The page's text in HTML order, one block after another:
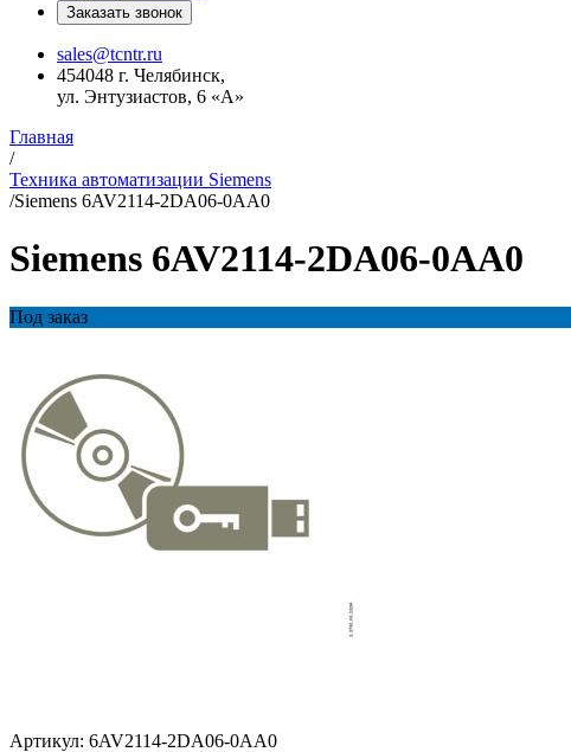
Заказать звонок
sales@tcntr.ru
454048 г. Челябинск,
ул. Энтузиастов, 6 «А»
Главная
/
Техника автоматизации Siemens
/Siemens 6AV2114-2DA06-0AA0
Siemens 6AV2114-2DA06-0AA0
Под заказ
Артикул: 6AV2114-2DA06-0AA0